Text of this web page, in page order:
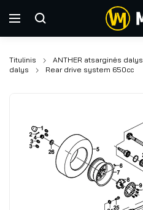
Titulinis ANTHER atsarginės dalys
dalys
Rear drive system 650cc